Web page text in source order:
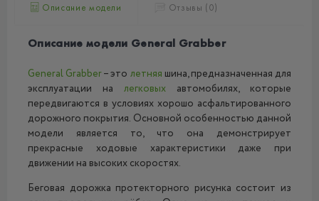
Описание модели Отзывы (0)
Описание модели General Grabber
General Grabber– это летняя шина, предназначенная для
эксплуатации на легковых автомобилях, которые
передвигаются в условиях хорошо асфальтированного
дорожного покрытия. Основной особенностью данной
модели является то, что она демонстрирует
прекрасные ходовые характеристики даже при
движении на высоких скоростях.
Беговая дорожка протекторного рисунка состоит из